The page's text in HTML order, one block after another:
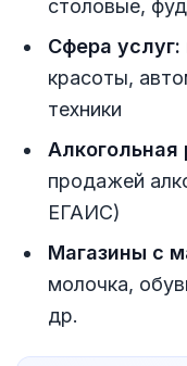
столовые,
Сфера услуг:
красоты,
техники
Алкогольная
продажей
ЕГАИС)
Магазины с
молочка,
др.